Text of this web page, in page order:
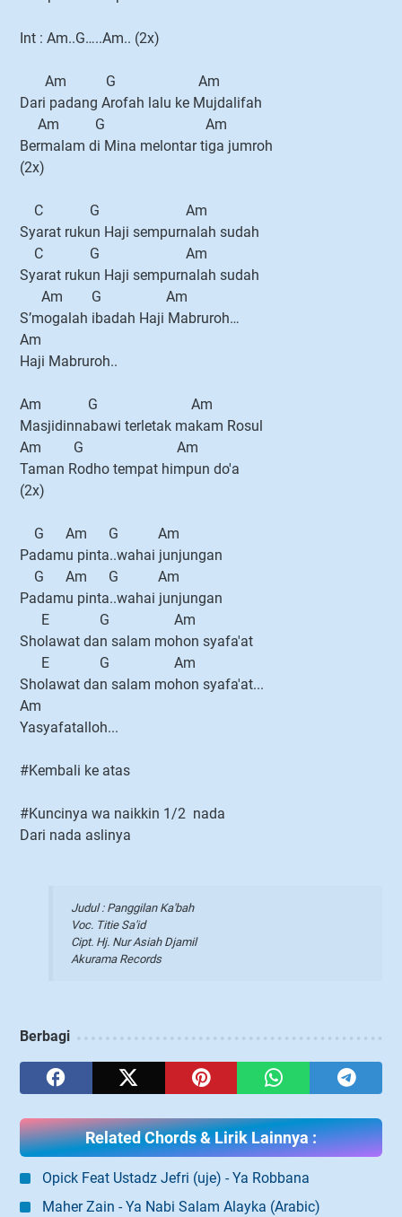
Int : Am..G…..Am.. (2x)
Am G Am
Dari padang Arofah lalu ke Mujdalifah
Am G Am
Bermalam di Mina melontar tiga jumroh
(2x)
C G Am
Syarat rukun Haji sempurnalah sudah
C G Am
Syarat rukun Haji sempurnalah sudah
Am G Am
S’mogalah ibadah Haji Mabruroh…
Am
Haji Mabruroh..
Am G Am
Masjidinnabawi terletak makam Rosul
Am G Am
Taman Rodho tempat himpun do'a
(2x)
G Am G Am
Padamu pinta..wahai junjungan
G Am G Am
Padamu pinta..wahai junjungan
E G Am
Sholawat dan salam mohon syafa'at
E G Am
Sholawat dan salam mohon syafa'at...
Am
Yasyafatalloh...
#Kembali ke atas
#Kuncinya wa naikkin 1/2 nada
Dari nada aslinya
Judul : Panggilan Ka'bah
Voc. Titie Sa'id
Cipt. Hj. Nur Asiah Djamil
Akurama Records
Berbagi
Related Chords & Lirik Lainnya :
Opick Feat Ustadz Jefri (uje) - Ya Robbana
Maher Zain - Ya Nabi Salam Alayka (Arabic)